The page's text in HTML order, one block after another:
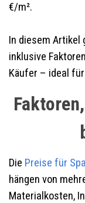
€/m².
In diesem Artikel
inklusive
Käufer – ideal
Die Preise für
hängen von
Materialkosten,